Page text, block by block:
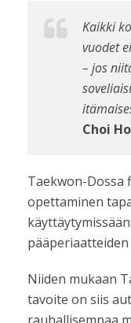
Kaikki
vuodet
– jos
Choi
Taekwon-Dossa
opettaminen
Niiden mukaan
tavoite on siis